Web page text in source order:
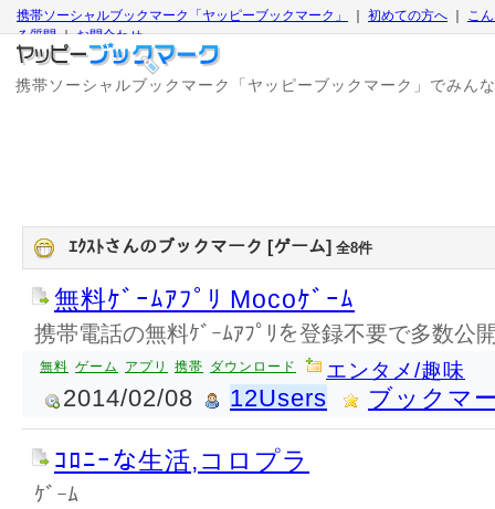
携帯ソーシャルブックマーク「ヤッピーブックマーク」 初めての方へ
こ
る質問｜お問合わせ
携帯ソーシャルブックマーク「ヤッピーブックマーク」でみん
ｴｸｽﾄさんのブックマーク [ゲーム] 全8件
無料ｹﾞｰﾑｱﾌﾟﾘ Mocoｹﾞｰﾑ
携帯電話の無料ｹﾞｰﾑｱﾌﾟﾘを登録不要で多数公
無料 ゲーム アプリ 携帯 ダウンロード エンタメ/趣味
2014/02/08 12Users ブックマ
ｺﾛﾆｰな生活,コロプラ
ｹﾞｰﾑ